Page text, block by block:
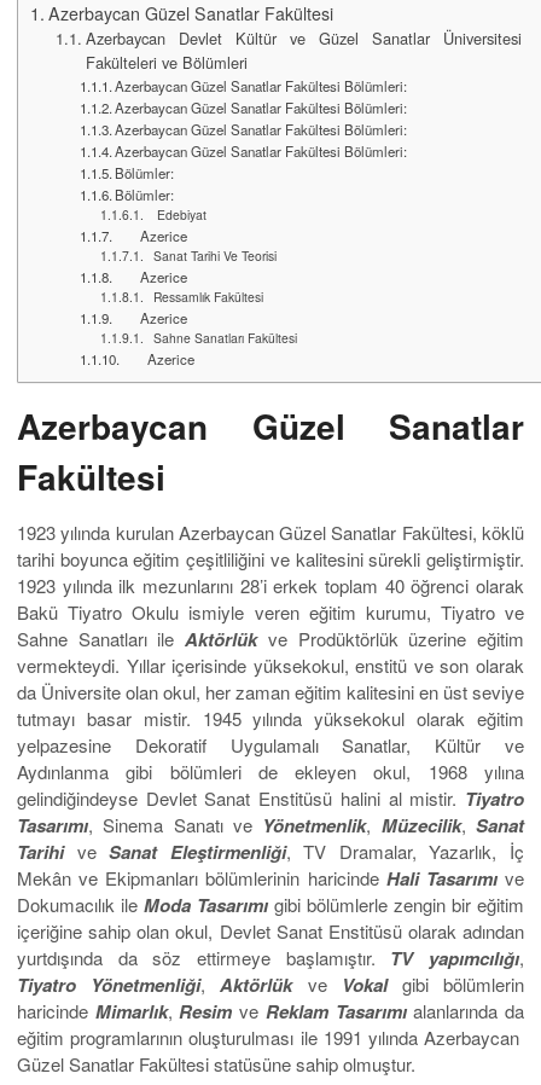
Azerbaycan Güzel Sanatlar Fakültesi
Azerbaycan Devlet Kültür ve Güzel Sanatlar Üniversitesi
Fakülteleri ve Bölümleri
Azerbaycan Güzel Sanatlar Fakültesi Bölümleri:
Azerbaycan Güzel Sanatlar Fakültesi Bölümleri:
Azerbaycan Güzel Sanatlar Fakültesi Bölümleri:
Azerbaycan Güzel Sanatlar Fakültesi Bölümleri:
Bölümler:
Bölümler:
Edebiyat
Azerice
Sanat Tarihi Ve Teorisi
Azerice
Ressamlık Fakültesi
Azerice
Sahne Sanatları Fakültesi
Azerice
Azerbaycan Güzel Sanatlar
Fakültesi
1923 yılında kurulan Azerbaycan Güzel Sanatlar Fakültesi, köklü
tarihi boyunca eğitim çeşitliliğini ve kalitesini sürekli geliştirmiştir.
1923 yılında ilk mezunlarını 28’i erkek toplam 40 öğrenci olarak
Bakü Tiyatro Okulu ismiyle veren eğitim kurumu, Tiyatro ve
Sahne Sanatları ileAktörlükve Prodüktörlük üzerine eğitim
vermekteydi. Yıllar içerisinde yüksekokul, enstitü ve son olarak
da Üniversite olan okul, her zaman eğitim kalitesini en üst seviye
tutmayı basar mistir. 1945 yılında yüksekokul olarak eğitim
yelpazesine Dekoratif Uygulamalı Sanatlar, Kültür ve
Aydınlanma gibi bölümleri de ekleyen okul, 1968 yılına
gelindiğindeyse Devlet Sanat Enstitüsü halini al mistir. Tiyatro
Tasarımı, Sinema Sanatı ve Yönetmenlik, Müzecilik,Sanat
TarihiveSanat Eleştirmenliği, TV Dramalar, Yazarlık, İç
Mekân ve Ekipmanları bölümlerinin haricinde Hali Tasarımıve
Dokumacılık ile Moda Tasarımı gibi bölümlerle zengin bir eğitim
içeriğine sahip olan okul, Devlet Sanat Enstitüsü olarak adından
yurtdışında da söz ettirmeye başlamıştır. TV yapımcılığı,
Tiyatro Yönetmenliği,Aktörlükve Vokalgibi bölümlerin
haricinde Mimarlık, Resim ve Reklam Tasarımıalanlarında da
eğitim programlarının oluşturulması ile 1991 yılında Azerbaycan
Güzel Sanatlar Fakültesi statüsüne sahip olmuştur.